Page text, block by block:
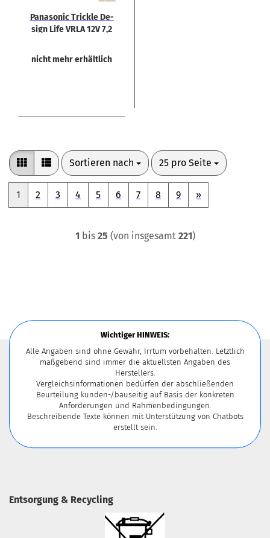
Pa­na­so­nic Trick­le De­
sign Life VRLA 12V 7,2
nicht mehr erhältlich
Sortieren nach
Sortieren nach 25 pro Seite
pro Seite
1 2 3 4 5 6 7 8 9 »
1 bis 25 (von insgesamt 221)
Wichtiger HINWEIS:
Alle Angaben sind ohne Gewähr, Irrtum vorbehalten. Letztlich
maßgebend sind immer die aktuellsten Angaben des
Herstellers.
Vergleichsinformationen bedürfen der abschließenden
Beurteilung kunden-/bauseitig auf Basis der konkreten
Anforderungen und Rahmenbedingungen.
Beschreibende Texte können mit Unterstützung von Chatbots
erstellt sein.
Entsorgung & Recycling